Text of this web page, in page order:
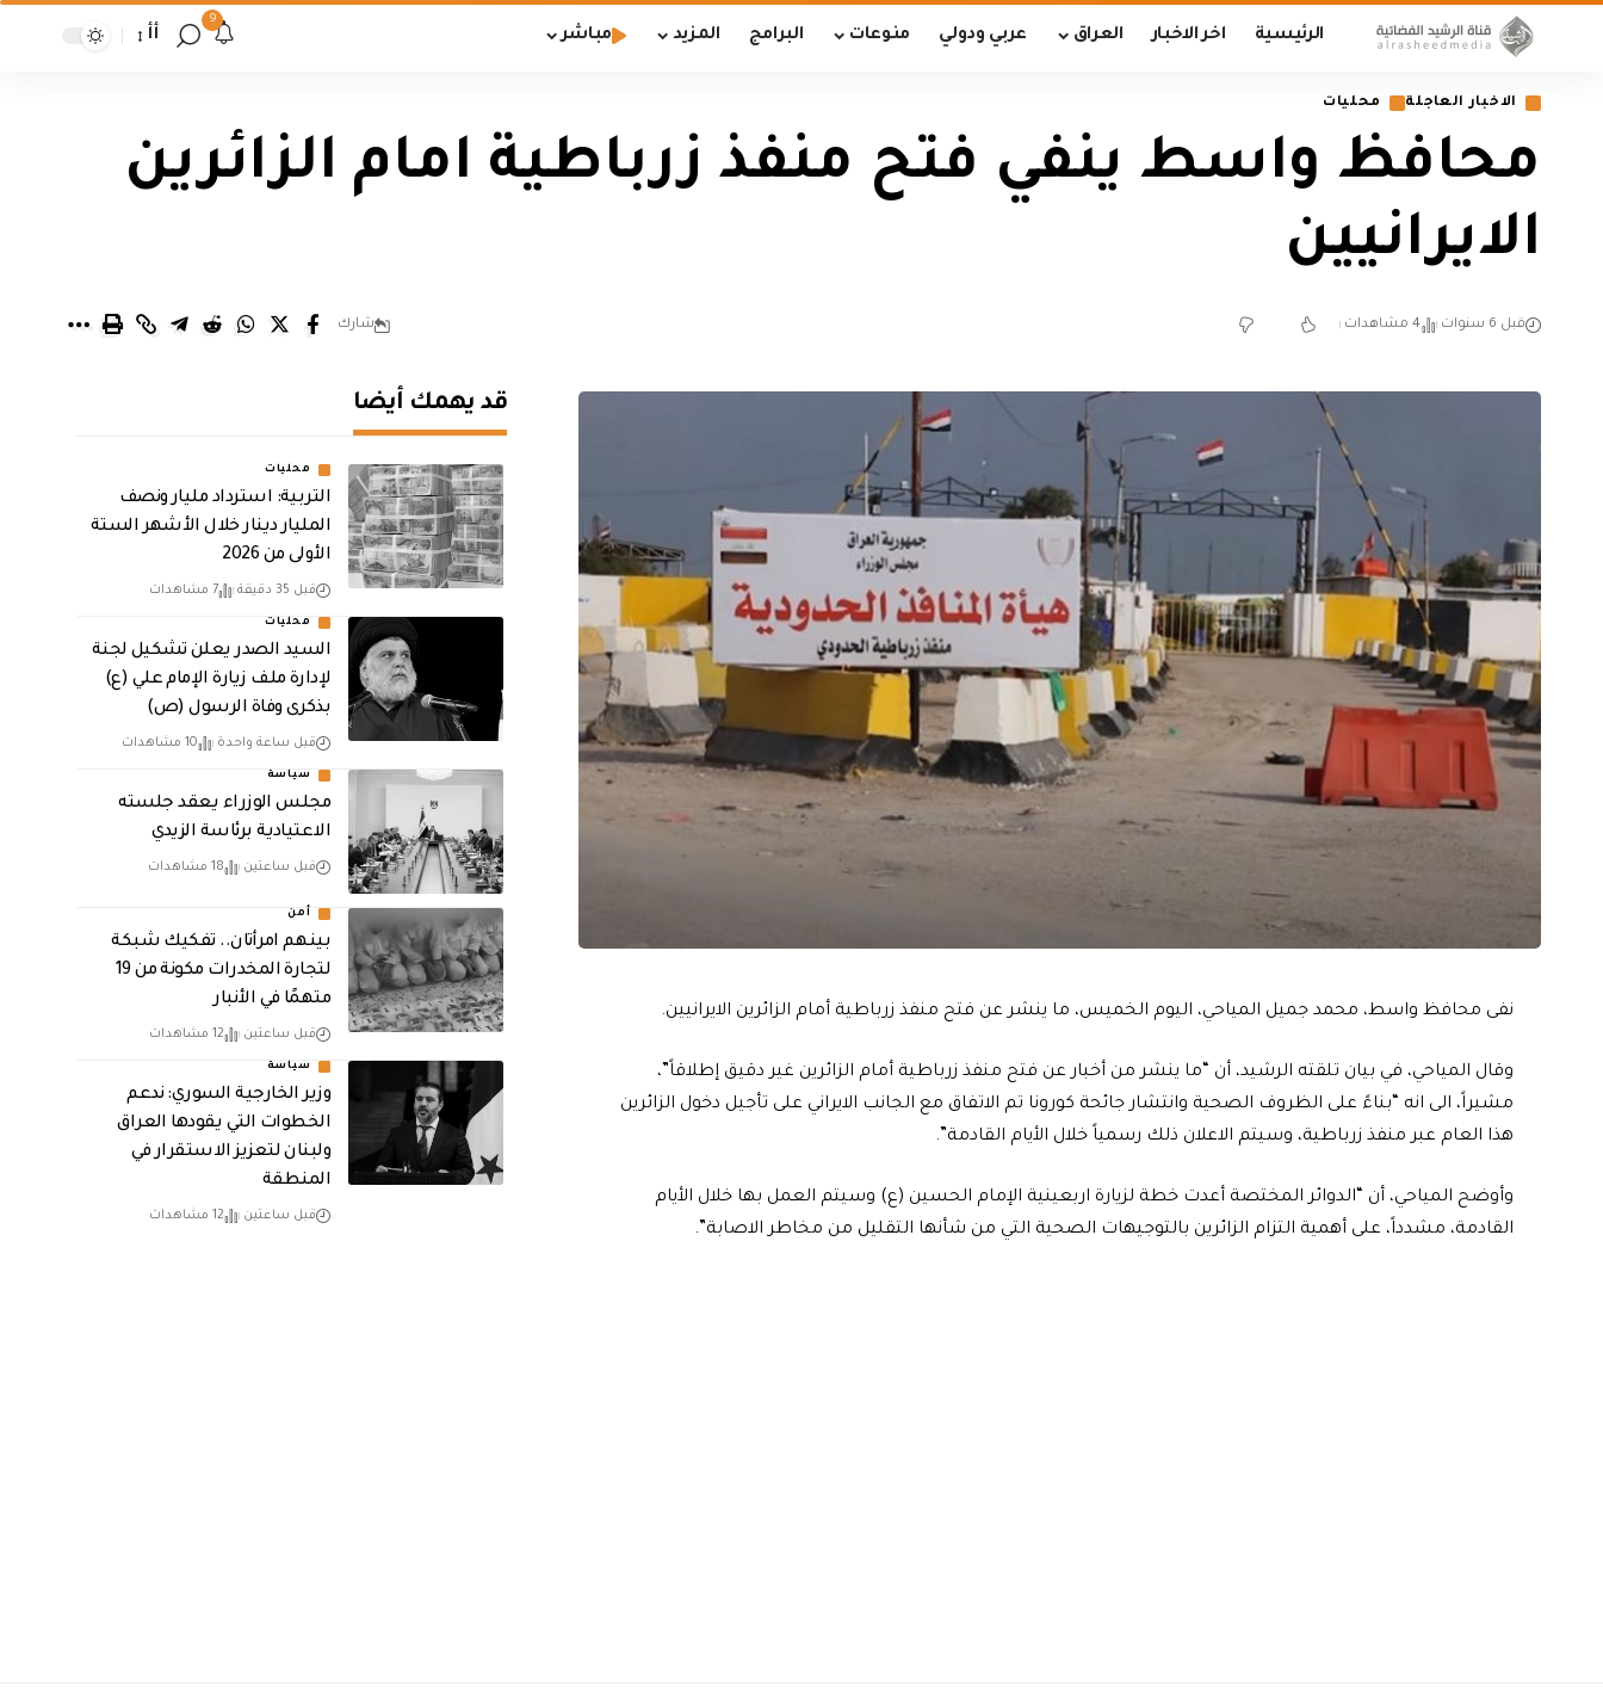
الرئيسية اخر الاخبار العراق عربي ودولي منوعات البرامج المزيد مباشر
9
أأ
الاخبار العاجلة محليات
محافظ واسط ينفي فتح منفذ زرباطية امام الزائرين
الايرانيين
قبل 6 سنوات 4 مشاهدات شارك
نفى محافظ واسط، محمد جميل المياحي، اليوم الخميس، ما ينشر عن فتح منفذ زرباطية أمام الزائرين الايرانيين.
وقال المياحي، في بيان تلقته الرشيد، أن “ما ينشر من أخبار عن فتح منفذ زرباطية أمام الزائرين غير دقيق إطلاقاً”،
مشيراً، الى انه “بناءً على الظروف الصحية وانتشار جائحة كورونا تم الاتفاق مع الجانب الايراني على تأجيل دخول الزائرين
هذا العام عبر منفذ زرباطية، وسيتم الاعلان ذلك رسمياً خلال الأيام القادمة”.
وأوضح المياحي، أن “الدوائر المختصة أعدت خطة لزيارة اربعينية الإمام الحسين (ع) وسيتم العمل بها خلال الأيام
القادمة، مشدداً، على أهمية التزام الزائرين بالتوجيهات الصحية التي من شأنها التقليل من مخاطر الاصابة”.
قد يهمك أيضا
محليات
التربية: استرداد مليار ونصف
المليار دينار خلال الأشهر الستة
الأولى من 2026
قبل 35 دقيقة 7 مشاهدات
محليات
السيد الصدر يعلن تشكيل لجنة
لإدارة ملف زيارة الإمام علي (ع)
بذكرى وفاة الرسول (ص)
قبل ساعة واحدة 10 مشاهدات
سياسة
مجلس الوزراء يعقد جلسته
الاعتيادية برئاسة الزيدي
قبل ساعتين 18 مشاهدات
أمن
بينهم امرأتان.. تفكيك شبكة
لتجارة المخدرات مكونة من 19
متهمًا في الأنبار
قبل ساعتين 12 مشاهدات
سياسة
وزير الخارجية السوري: ندعم
الخطوات التي يقودها العراق
ولبنان لتعزيز الاستقرار في
المنطقة
قبل ساعتين 12 مشاهدات